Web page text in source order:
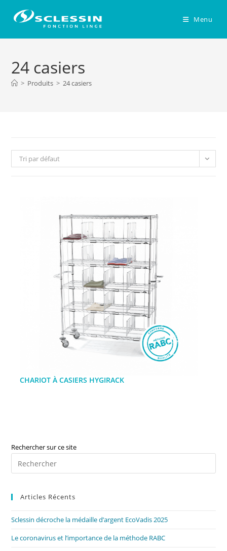
Menu
24 casiers
> Produits > 24 casiers
Tri par défaut
CHARIOT À CASIERS HYGIRACK
Rechercher sur ce site
Articles Récents
Sclessin décroche la médaille d’argent EcoVadis 2025
Le coronavirus et l’importance de la méthode RABC